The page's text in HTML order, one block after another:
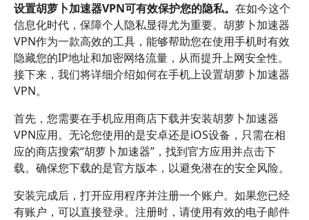
设置胡萝卜加速器VPN可有效保护您的隐私。 在如今这个
信息化时代，保障个人隐私显得尤为重要。胡萝卜加速器
VPN作为一款高效的工具，能够帮助您在使用手机时有效
隐藏您的IP地址和加密网络流量，从而提升上网安全性。
接下来，我们将详细介绍如何在手机上设置胡萝卜加速器
VPN。
首先，您需要在手机应用商店下载并安装胡萝卜加速器
VPN应用。无论您使用的是安卓还是iOS设备，只需在相
应的商店搜索“胡萝卜加速器”，找到官方应用并点击下
载。确保您下载的是官方版本，以避免潜在的安全风险。
安装完成后，打开应用程序并注册一个账户。如果您已经
有账户，可以直接登录。注册时，请使用有效的电子邮件